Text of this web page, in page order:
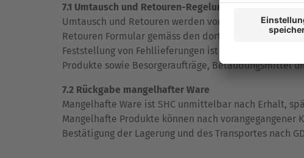
7.1 Umtausch und Retouren-Regelung
Umtausch und Retouren werden von SHC gemäss der
Retouren Formular gemäss den dort angegebenen
Feststellung von Fehllieferungen ist SHC
Produkte sowie Besorgeraufträge, Betäubungsmittel
7.2 Rückgabe mangelhafter Ware
Mangelhafte Ware ist SHC unmittelbar nach Erhalt,
Mangelhafte Produkte können nach
Bestätigung der Lagerung und des Transportes nach